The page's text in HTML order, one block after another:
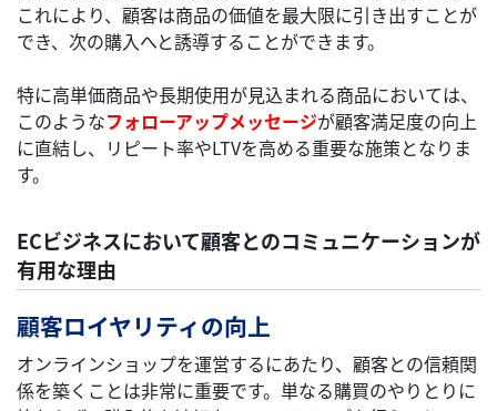
これにより、顧客は商品の価値を最大限に引き出すことが
でき、次の購入へと誘導することができます。
特に高単価商品や長期使用が見込まれる商品においては、
このようなフォローアップメッセージが顧客満足度の向上
に直結し、リピート率やLTVを高める重要な施策となりま
す。
ECビジネスにおいて顧客とのコミュニケーションが
有用な理由
顧客ロイヤリティの向上
オンラインショップを運営するにあたり、顧客との信頼関
係を築くことは非常に重要です。単なる購買のやりとりに